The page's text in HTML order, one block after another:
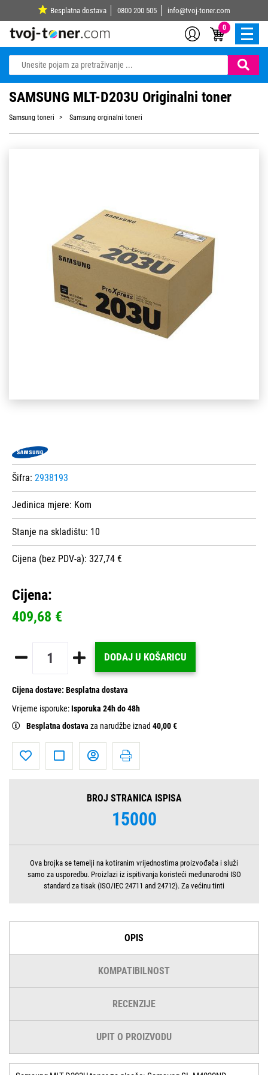
Besplatna dostava 0800 200 505 info@tvoj-toner.com
0
SAMSUNG MLT-D203U Originalni toner
Samsung toneri Samsung orginalni toneri
Šifra: 2938193
Jedinica mjere: Kom
Stanje na skladištu: 10
Cijena (bez PDV-a): 327,74 €
Cijena:
409,68 €
DODAJ U KOŠARICU
Cijena dostave: Besplatna dostava
Vrijeme isporuke:Isporuka 24h do 48h
Besplatna dostava za narudžbe iznad 40,00 €
BROJ STRANICA ISPISA
15000
Ova brojka se temelji na kotiranim vrijednostima proizvođača i služi
samo za usporedbu. Proizlazi iz ispitivanja koristeći međunarodni ISO
standard za tisak (ISO/IEC 24711 and 24712). Za većinu tinti
OPIS
KOMPATIBILNOST
RECENZIJE
UPIT O PROIZVODU